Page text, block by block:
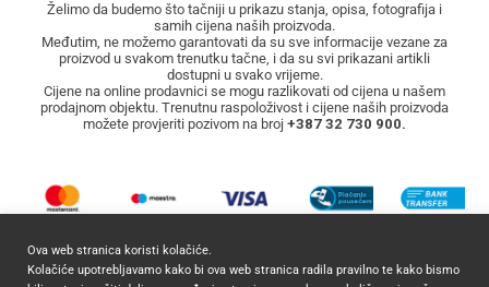
Želimo da budemo što tačniji u prikazu stanja, opisa, fotografija i
samih cijena naših proizvoda.
Međutim, ne možemo garantovati da su sve informacije vezane za
proizvod u svakom trenutku tačne, i da su svi prikazani artikli
dostupni u svako vrijeme.
Cijene na online prodavnici se mogu razlikovati od cijena u našem
prodajnom objektu. Trenutnu raspoloživost i cijene naših proizvoda
možete provjeriti pozivom na broj +387 32 730 900.
Ova web stranica koristi kolačiće.
Kolačiće upotrebljavamo kako bi ova web stranica radila pravilno te kako bismo